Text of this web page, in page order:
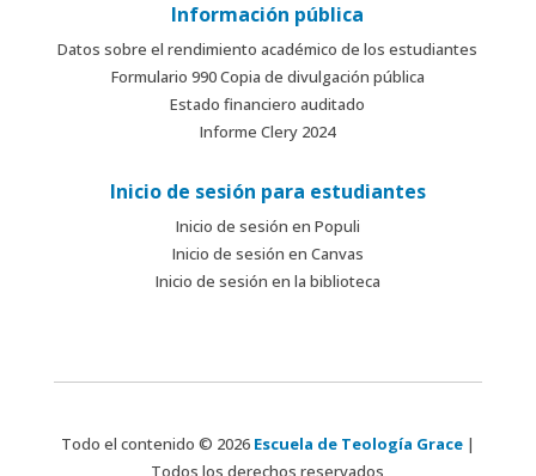
Información pública
Datos sobre el rendimiento académico de los estudiantes
Formulario 990 Copia de divulgación pública
Estado financiero auditado
Informe Clery 2024
Inicio de sesión para estudiantes
Inicio de sesión en Populi
Inicio de sesión en Canvas
Inicio de sesión en la biblioteca
Todo el contenido © 2026 Escuela de Teología Grace|